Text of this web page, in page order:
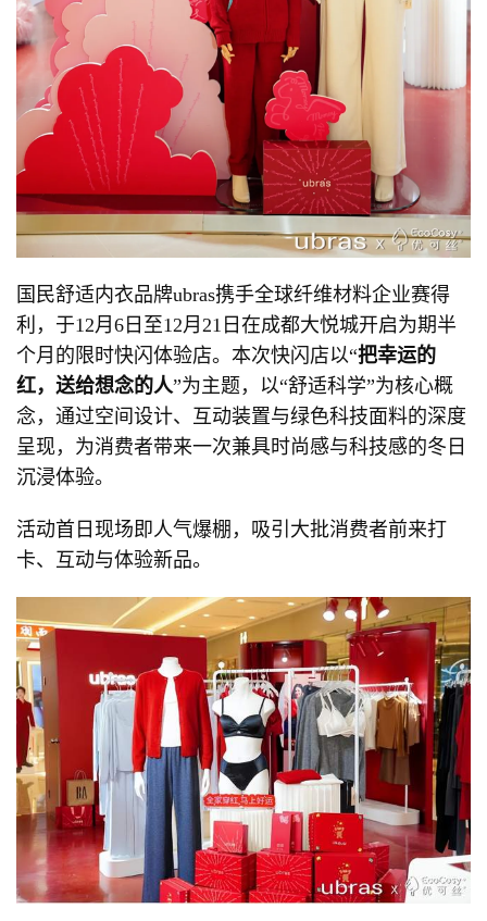
国民舒适内衣品牌ubras携手全球纤维材料企业赛得
利，于12月6日至12月21日在成都大悦城开启为期半
个月的限时快闪体验店。本次快闪店以“把幸运的
红，送给想念的人”为主题，以“舒适科学”为核心概
念，通过空间设计、互动装置与绿色科技面料的深度
呈现，为消费者带来一次兼具时尚感与科技感的冬日
沉浸体验。
活动首日现场即人气爆棚，吸引大批消费者前来打
卡、互动与体验新品。